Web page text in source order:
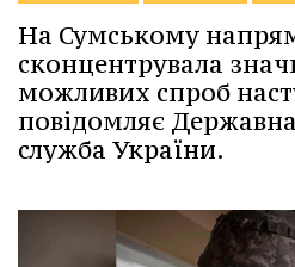
На Сумському
сконцентрувала
можливих спроб
повідомляє
служба України.